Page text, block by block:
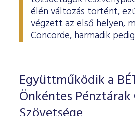
élén változás történt,
végzett az első helyen,
Concorde, harmadik
Együttműködik a
Önkéntes Pénztárak